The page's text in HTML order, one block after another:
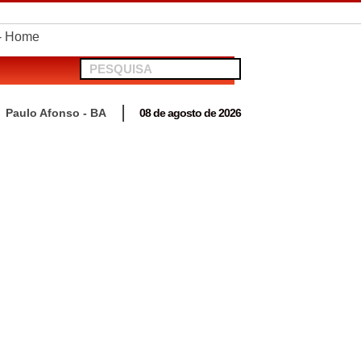
em Antas
Paulo Afonso - BA 08 de agosto de 2026